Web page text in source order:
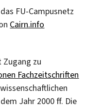
FU-Campusnetz
Cairn.info
zu
Fachzeitschriften
Jahr 2000 ff. Die